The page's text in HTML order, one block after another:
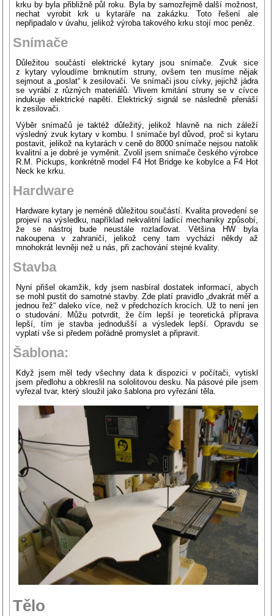
krku by byla přibližně půl roku. Byla by samozřejmě další možnost,
nechat vyrobit krk u kytaráře na zakázku. Toto řešení ale
nepřipadalo v úvahu, jelikož výroba takového krku stojí moc peněz.
Snímače
Důležitou součástí elektrické kytary jsou snímače. Zvuk sice
z kytary vyloudíme brnknutím struny, ovšem ten musíme nějak
sejmout a „poslat“ k zesilovači. Ve snímači jsou cívky, jejichž jádra
se vyrábí z různých materiálů. Vlivem kmitání struny se v cívce
indukuje elektrické napětí. Elektrický signál se následně přenáší
k zesilovači.
Výběr snímačů je taktéž důležitý, jelikož hlavně na nich záleží
výsledný zvuk kytary v kombu. I snímače byl důvod, proč si kytaru
postavit, jelikož na kytarách v ceně do 8000 snímače nejsou natolik
kvalitní a je dobré je vyměnit. Zvolil jsem snímače českého výrobce
R.M. Pickups, konkrétně model F4 Hot Bridge ke kobylce a F4 Hot
Neck ke krku.
Hardware
Hardware kytary je neméně důležitou součástí. Kvalita provedení se
projeví na výsledku, například nekvalitní ladící mechaniky způsobí,
že se nástroj bude neustále rozlaďovat. Většina HW byla
nakoupena v zahraničí, jelikož ceny tam vychází někdy až
mnohokrát levněji než u nás, při zachování stejné kvality.
Stavba
Nyní přišel okamžik, kdy jsem nasbíral dostatek informací, abych
se mohl pustit do samotné stavby. Zde platí pravidlo „dvakrát měř a
jednou řež“ daleko více, než v předchozích krocích. Už to není jen
o studování. Můžu potvrdit, že čím lepší je teoretická příprava
lepší, tím je stavba jednodušší a výsledek lepší. Opravdu se
vyplatí vše si předem pořádně promyslet a připravit.
Šablona:
Když jsem měl tedy všechny data k dispozici v počítači, vytiskl
jsem předlohu a obkreslil na sololitovou desku. Na pásové pile jsem
vyřezal tvar, který sloužil jako šablona pro vyřezání těla.
Tělo